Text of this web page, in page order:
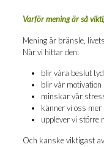
Var­för mening är så
Mening är bräns­le,
När vi hit­tar den:
blir våra beslut
blir vår
mins­kar vår
kän­ner vi oss mer
upp­le­ver vi stör­re
Och kanske vik­ti­gast